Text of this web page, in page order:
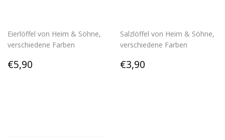
Eierlöffel von Heim & Söhne,
verschiedene Farben
Normaler
Preis
€5,90
Salzlöffel von Heim & Söhne,
verschiedene Farben
Normaler
Preis
€3,90